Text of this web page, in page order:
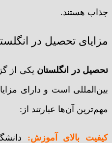
جذاب هستند.
مزایای تحصیل در
تحصیل در انگلستان یکی از
بین‌المللی است و دارای
مهم‌ترین آن‌ها عبارتند از:
کیفیت بالای آموزش: